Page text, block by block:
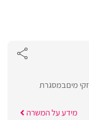
מיםבמסגרת
מידע על המשרה